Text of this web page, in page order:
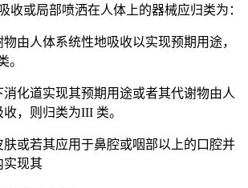
收或局部喷洒在人体上的器械应归类为：
由人体系统性地吸收以实现预期用途，
。
化道实现其预期用途或者其代谢物由人
，则归类为III 类。
肤或若其应用于鼻腔或咽部以上的口腔并
实现其